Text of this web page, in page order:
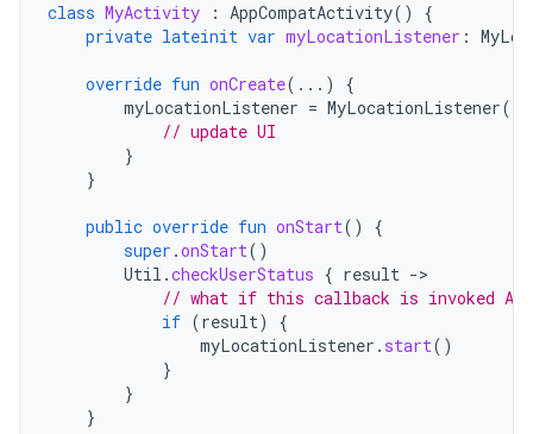
class MyActivity : AppCompatActivity()
{
private lateinit var myLocationListener :
override fun onCreate(...)
{
myLocationListener = MyLocationListener(
// update UI
}
}
public override fun onStart()
{
super .onStart()
Util .checkUserStatus { result -
// what if this callback is invoked
if (result)
{
myLocationListener . start()
}
}
}